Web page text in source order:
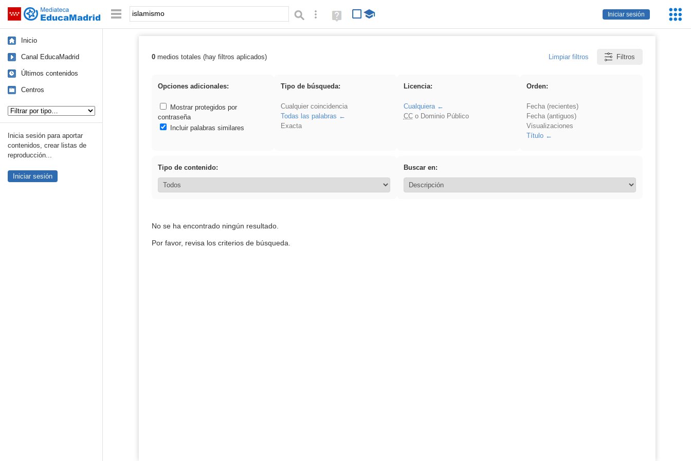
Saltar navegación
Iniciar sesión
Palabra o frase: Búsqueda avanzada
Ayuda
(en
Inicio
Canal EducaMadrid
Últimos contenidos
Centros
Inicia sesión para aportar
contenidos, crear listas de
reproducción...
Iniciar sesión
Resultados de: islamismo
0medios totales (hay filtros aplicados) Limpiar filtros Filtros
Opciones adicionales:
Mostrar protegidos por
contraseña
Incluir palabras similares
Tipo de búsqueda:
Cualquier coincidencia
Todas las palabras
Exacta
Licencia:
Cualquiera
CCo Dominio Público
Orden:
Fecha (recientes)
Fecha (antiguos)
Visualizaciones
Título
Tipo de contenido: Buscar en:
No se ha encontrado ningún resultado.
Por favor, revisa los criterios de búsqueda.